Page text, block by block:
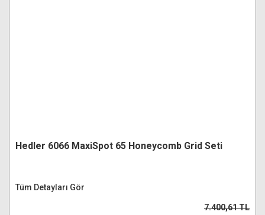
Hedler 6066 MaxiSpot 65 Honeycomb Grid Seti
Tüm Detayları Gör
7.400,61 TL